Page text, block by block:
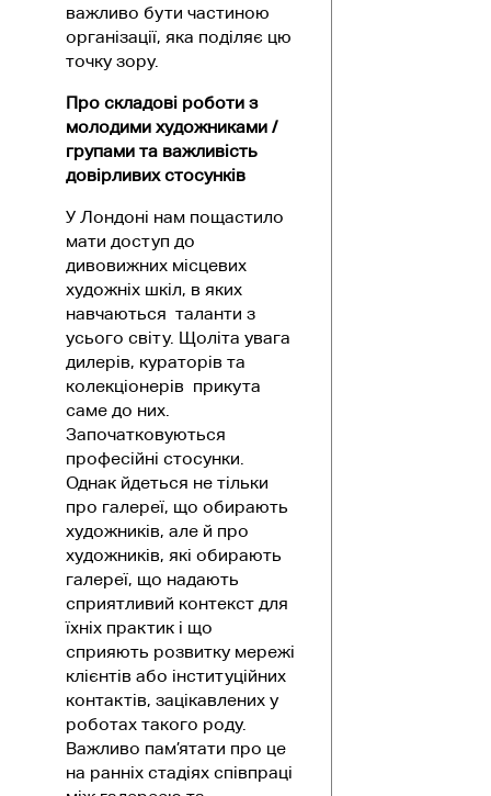
важливо бути частиною
організації, яка поділяє цю
точку зору.
Про складові роботи з
молодими художниками /
групами та важливість
довірливих стосунків
У Лондоні нам пощастило
мати доступ до
дивовижних місцевих
художніх шкіл, в яких
навчаються таланти з
усього світу. Щоліта увага
дилерів, кураторів та
колекціонерів прикута
саме до них.
Започатковуються
професійні стосунки.
Однак йдеться не тільки
про галереї, що обирають
художників, але й про
художників, які обирають
галереї, що надають
сприятливий контекст для
їхніх практик і що
сприяють розвитку мережі
клієнтів або інституційних
контактів, зацікавлених у
роботах такого роду.
Важливо пам’ятати про це
на ранніх стадіях співпраці